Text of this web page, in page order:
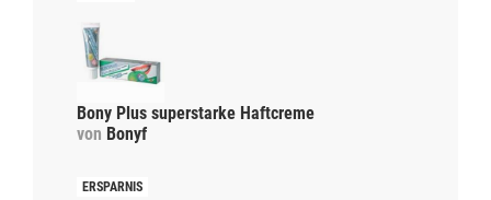
Bony Plus superstarke Haftcreme
von Bonyf